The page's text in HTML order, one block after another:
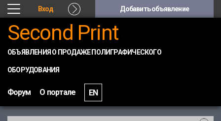
Вход Добавить объявление
Second Print
ОБЪЯВЛЕНИЯ О ПРОДАЖЕ ПОЛИГРАФИЧЕСКОГО
ОБОРУДОВАНИЯ
Форум О портале EN